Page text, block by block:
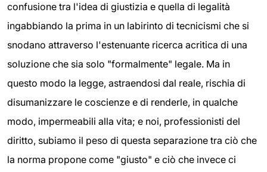
confusione tra l'idea di giustizia e quella di legalità
ingabbiando la prima in un labirinto di tecnicismi che si
snodano attraverso l'estenuante ricerca acritica di una
soluzione che sia solo "formalmente" legale. Ma in
questo modo la legge, astraendosi dal reale, rischia di
disumanizzare le coscienze e di renderle, in qualche
modo, impermeabili alla vita; e noi, professionisti del
diritto, subiamo il peso di questa separazione tra ciò che
la norma propone come "giusto" e ciò che invece ci